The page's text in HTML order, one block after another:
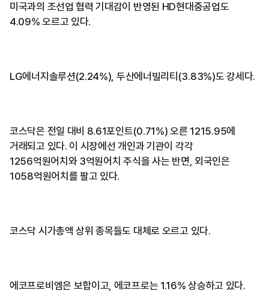
미국과의 조선업 협력 기대감이 반영된 HD현대중공업도
4.09% 오르고 있다.
LG에너지솔루션(2.24%), 두산에너빌리티(3.83%)도 강세다.
코스닥은 전일 대비 8.61포인트(0.71%) 오른 1215.95에
거래되고 있다. 이 시장에선 개인과 기관이 각각
1256억원어치와 3억원어치 주식을 사는 반면, 외국인은
1058억원어치를 팔고 있다.
코스닥 시가총액 상위 종목들도 대체로 오르고 있다.
에코프로비엠은 보합이고, 에코프로는 1.16% 상승하고 있다.